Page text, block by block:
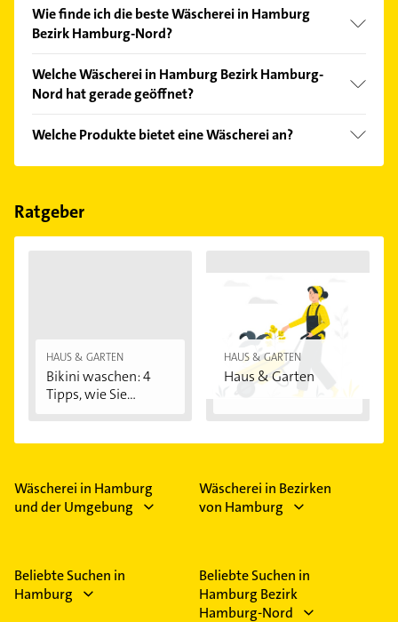
Wie finde ich die beste Wäscherei in Hamburg
Bezirk Hamburg-Nord?
Kundenmeinungen und profitieren Sie von den
Empfehlungen. Die Suchergebnisse können Sie sich
Welche Wäscherei in Hamburg Bezirk Hamburg-
Nord hat gerade geöffnet?
Bitte beachten Sie, dass diese an Sonn- und
Feiertagen abweichen können.
Welche Produkte bietet eine Wäscherei an?
Das Angebot umfasst unter anderem
Bürotische und Container.
Ratgeber
HAUS & GARTEN
Bikini waschen: 4
Tipps, wie Sie...
HAUS & GARTEN
Haus & Garten
Wäscherei in Hamburg
und der Umgebung
Wäscherei in Bezirken
von Hamburg
Beliebte Suchen in
Hamburg
Beliebte Suchen in
Hamburg Bezirk
Hamburg-Nord